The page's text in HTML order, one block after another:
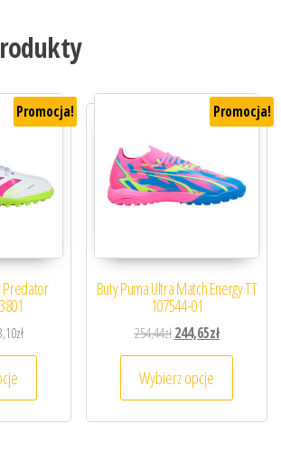
Promocja!
Predator
złZakres cen: od 193,73zł do 213,10zł
Ten produkt ma wiele wariantów. Opcje
Promocja!
Buty Puma Ultra Match Energy TT
107544-01
254,44zł Pierwotna cena
244,65złAktualna
Wybierz opcje
Ten